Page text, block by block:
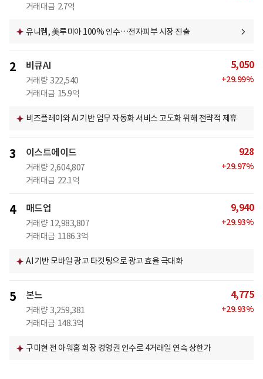
거래대금 2.7억
유니켐, 美루미아 100% 인수…전자피부 시장 진출
2 비큐AI
거래량 322,540
거래대금 15.9억
5,050
+29.99%
비즈플레이와 AI 기반 업무 자동화 서비스 고도화 위해 전략적 제휴
3 이스트에이드
거래량 2,604,807
거래대금 22.1억
928
+29.97%
4 매드업
거래량 12,983,807
거래대금 1186.3억
9,940
+29.93%
AI 기반 모바일 광고 타깃팅으로 광고 효율 극대화
5 본느
거래량 3,259,381
거래대금 148.3억
4,775
+29.93%
구미현 전 아워홈 회장 경영권 인수로 4거래일 연속 상한가